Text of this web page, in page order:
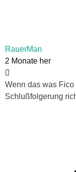
RauerMan
2 Monate her
Wenn das was
Schlußfolgerung